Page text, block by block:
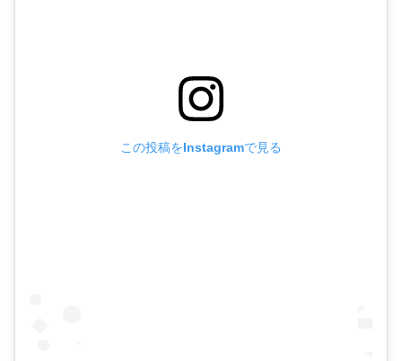
この投稿をInstagramで見る